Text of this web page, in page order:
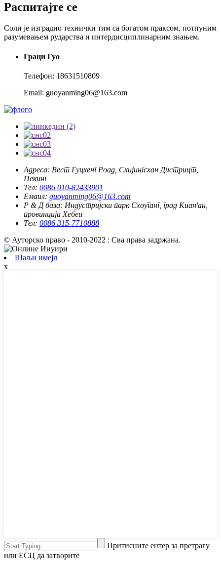
Распитајте се
Соли је изградио технички тим са богатом праксом, потпуним
разумевањем рударства и интердисциплинарним знањем.
Граци Гуо
Телефон: 18631510809
Email: guoyanming06@163.com
Адреса: Вест Гуцхенг Роад, Схијингсхан Дистрицт,
Пекинг
Тел: 0086 010-82433901
Емаил: guoyanming06@163.com
Р & Д база: Индустријски парк Схоуганг, град Киан'ан,
провинција Хебеи
Тел: 0086 315-7710888
© Ауторско право - 2010-2022 : Сва права задржана.
Шаљи имејл
x
Притисните ентер за претрагу
или ЕСЦ да затворите